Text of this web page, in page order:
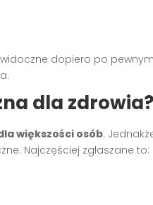
dopiero po
dla zdrowia?
większości osób.
Najczęściej zgłaszane to: